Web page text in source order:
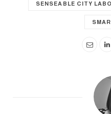
SENSEABLE CITY